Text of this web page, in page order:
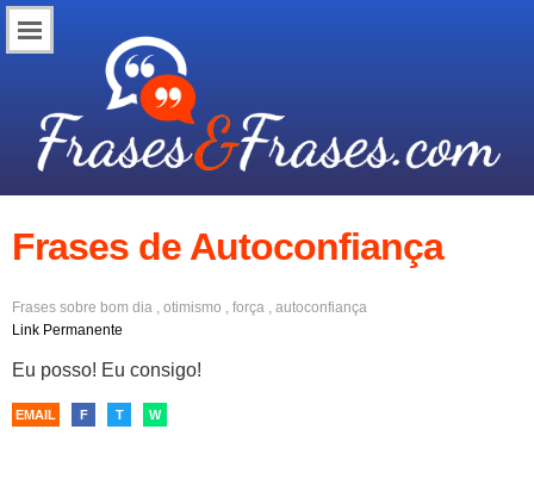
Frases de Autoconfiança
Frases sobre bom dia , otimismo , força , autoconfiança
Link Permanente
Eu posso! Eu consigo!
EMAIL F T W